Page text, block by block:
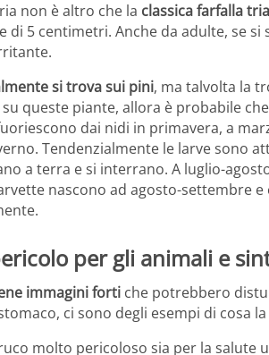
non è altro che la classica farfalla
di 5 centimetri. Anche da adulte, se
si trova sui pini, ma talvolta la
queste piante, allora è probabile
dai nidi in primavera, a
Tendenzialmente le larve sono
a terra e si interrano. A luglio-
nascono ad agosto-settembre
per gli animali e
immagini forti che potrebbero
ci sono degli esempi di cosa
molto pericoloso sia per la salute